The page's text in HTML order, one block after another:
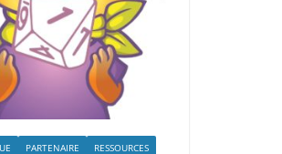
PARTENAIRE RESSOURCES